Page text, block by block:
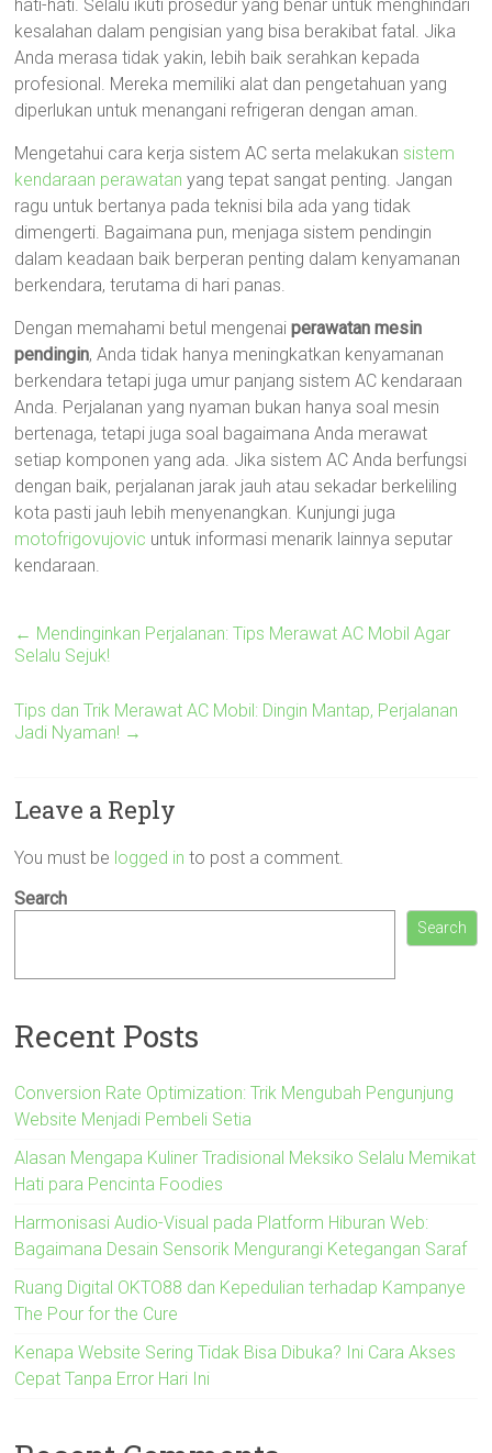
hati-hati. Selalu ikuti prosedur yang benar untuk menghindari
kesalahan dalam pengisian yang bisa berakibat fatal. Jika
Anda merasa tidak yakin, lebih baik serahkan kepada
profesional. Mereka memiliki alat dan pengetahuan yang
diperlukan untuk menangani refrigeran dengan aman.
Mengetahui cara kerja sistem AC serta melakukan sistem
kendaraan perawatan yang tepat sangat penting. Jangan
ragu untuk bertanya pada teknisi bila ada yang tidak
dimengerti. Bagaimana pun, menjaga sistem pendingin
dalam keadaan baik berperan penting dalam kenyamanan
berkendara, terutama di hari panas.
Dengan memahami betul mengenaiperawatan mesin
pendingin, Anda tidak hanya meningkatkan kenyamanan
berkendara tetapi juga umur panjang sistem AC kendaraan
Anda. Perjalanan yang nyaman bukan hanya soal mesin
bertenaga, tetapi juga soal bagaimana Anda merawat
setiap komponen yang ada. Jika sistem AC Anda berfungsi
dengan baik, perjalanan jarak jauh atau sekadar berkeliling
kota pasti jauh lebih menyenangkan. Kunjungi juga
motofrigovujovic untuk informasi menarik lainnya seputar
kendaraan.
← Mendinginkan Perjalanan: Tips Merawat AC Mobil Agar
Selalu Sejuk!
Tips dan Trik Merawat AC Mobil: Dingin Mantap, Perjalanan
Jadi Nyaman! →
Leave a Reply
You must be logged in to post a comment.
Search
Search
Recent Posts
Conversion Rate Optimization: Trik Mengubah Pengunjung
Website Menjadi Pembeli Setia
Alasan Mengapa Kuliner Tradisional Meksiko Selalu Memikat
Hati para Pencinta Foodies
Harmonisasi Audio-Visual pada Platform Hiburan Web:
Bagaimana Desain Sensorik Mengurangi Ketegangan Saraf
Ruang Digital OKTO88 dan Kepedulian terhadap Kampanye
The Pour for the Cure
Kenapa Website Sering Tidak Bisa Dibuka? Ini Cara Akses
Cepat Tanpa Error Hari Ini